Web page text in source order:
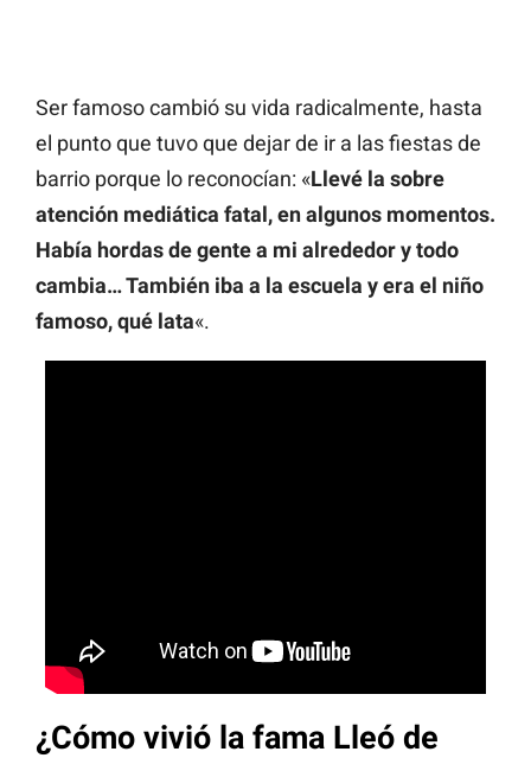
Ser famoso cambió su vida radicalmente, hasta
el punto que tuvo que dejar de ir a las fiestas de
barrio porque lo reconocían: «Llevé la sobre
atención mediática fatal, en algunos momentos.
Había hordas de gente a mi alrededor y todo
cambia… También iba a la escuela y era el niño
famoso, qué lata«.
¿Cómo vivió la fama Lleó de